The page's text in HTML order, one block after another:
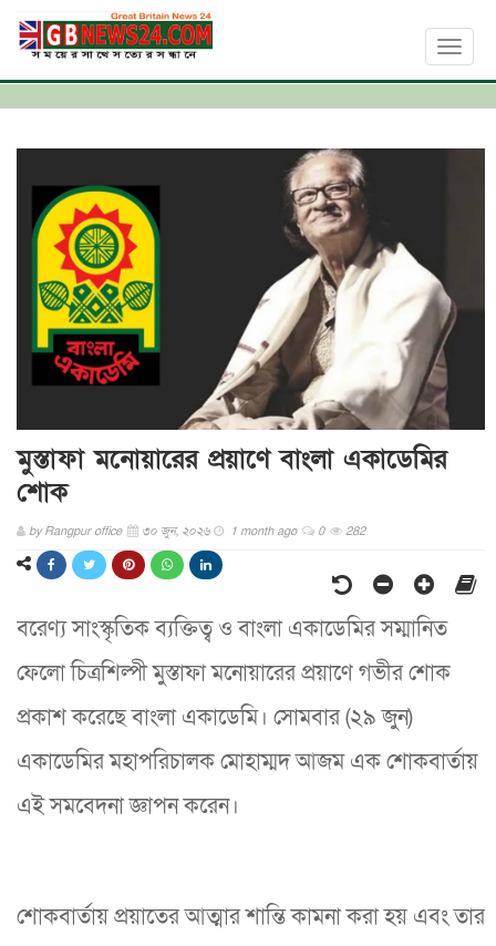
Toggle
মুস্তাফা মনোয়ারের প্রয়াণে বাংলা একাডেমির
শোক
byRangpur office ৩০ জুন, ২০২৬ 1 month ago 0 282
বরেণ্য সাংস্কৃতিক ব্যক্তিত্ব ও বাংলা একাডেমির সম্মানিত
ফেলো চিত্রশিল্পী মুস্তাফা মনোয়ারের প্রয়াণে গভীর শোক
প্রকাশ করেছে বাংলা একাডেমি। সোমবার (২৯ জুন)
একাডেমির মহাপরিচালক মোহাম্মদ আজম এক শোকবার্তায়
এই সমবেদনা জ্ঞাপন করেন।
শোকবার্তায় প্রয়াতের আত্মার শান্তি কামনা করা হয় এবং তার